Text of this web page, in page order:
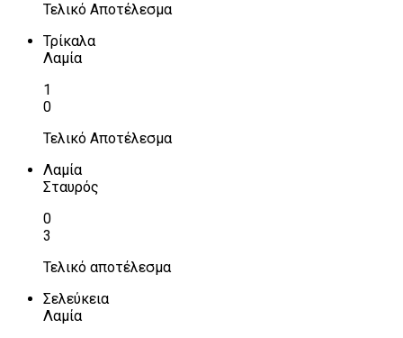
Τελικό Αποτέλεσμα
Τρίκαλα
Λαμία
1
0
Τελικό Αποτέλεσμα
Λαμία
Σταυρός
0
3
Τελικό αποτέλεσμα
Σελεύκεια
Λαμία